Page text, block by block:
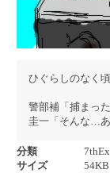
ひぐらしのなく
警部補「捕まっ
圭一「そんな…
分類
サイズ
54KB